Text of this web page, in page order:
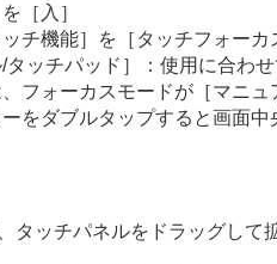
AF/MF切換
フルタイムDMF
シャッター半押しAF
AFオン
AF補助光
を ［入］
チ機能］
を ［タッチフォーカ
タッチパッド］
：使用に合わ
フォーカスモードが ［マニ
をダブルタップすると画面
タッチパネルをドラッグして